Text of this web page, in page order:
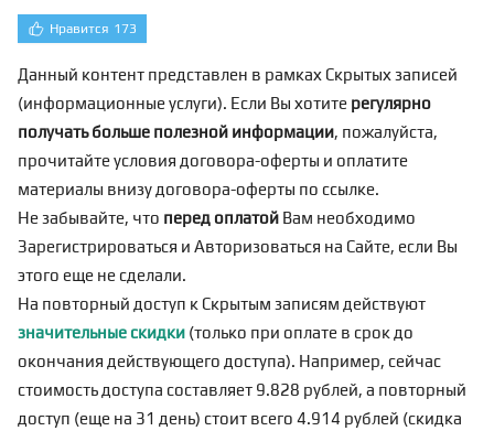
Нравится 173
Данный контент представлен в рамках Скрытых записей
(информационные услуги). Если Вы хотите регулярно
получать больше полезной информации, пожалуйста,
прочитайте условия договора-оферты и оплатите
материалы внизу договора-оферты по ссылке.
Не забывайте, что перед оплатой Вам необходимо
Зарегистрироваться и Авторизоваться на Сайте, если Вы
этого еще не сделали.
На повторный доступ к Скрытым записям действуют
значительные скидки (только при оплате в срок до
окончания действующего доступа). Например, сейчас
стоимость доступа составляет 9.828 рублей, а повторный
доступ (еще на 31 день) стоит всего 4.914 рублей (скидка